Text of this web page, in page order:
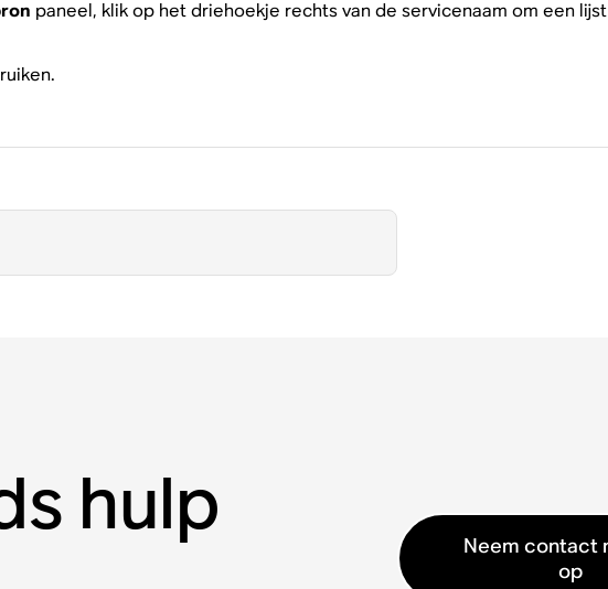
paneel, klik op het driehoekje rechts van de servicenaam om een
hulp
Neem contact
op